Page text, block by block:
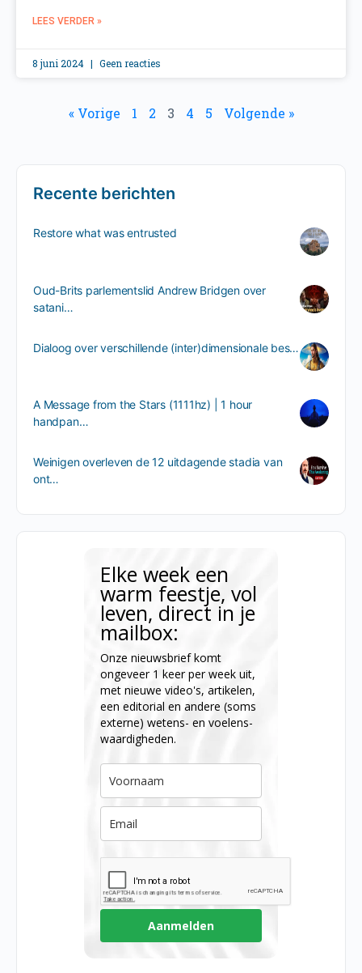
LEES VERDER »
8 juni 2024 Geen reacties
« Vorige 1 2 3 4 5 Volgende »
Recente berichten
Restore what was entrusted
Oud-Brits parlementslid Andrew Bridgen over
satani…
Dialoog over verschillende (inter)dimensionale bes…
A Message from the Stars (1111hz) | 1 hour
handpan…
Weinigen overleven de 12 uitdagende stadia van
ont…
Elke week een
warm feestje, vol
leven, direct in je
mailbox:
Onze nieuwsbrief komt
ongeveer 1 keer per week uit,
met nieuwe video's, artikelen,
een editorial en andere (soms
externe) wetens- en voelens-
waardigheden.
Aanmelden